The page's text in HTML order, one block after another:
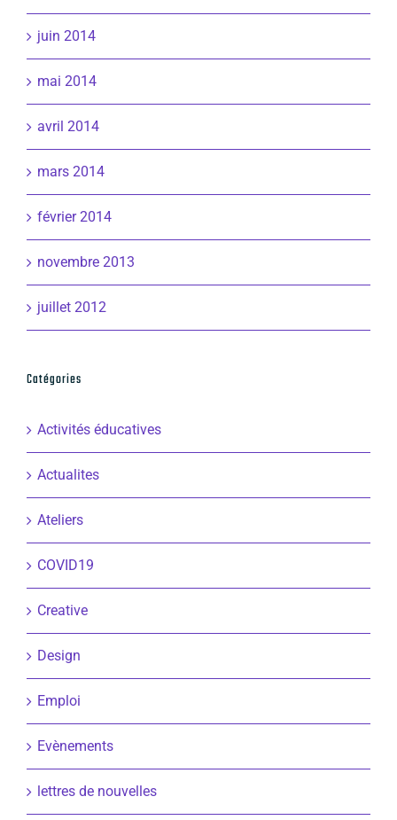
juin 2014
mai 2014
avril 2014
mars 2014
février 2014
novembre 2013
juillet 2012
Catégories
Activités éducatives
Actualites
Ateliers
COVID19
Creative
Design
Emploi
Evènements
lettres de nouvelles